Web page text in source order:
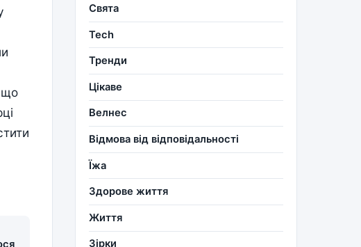
що
Свята
Tech
Тренди
Цікаве
Велнес
Відмова від відповідальності
Їжа
Здорове життя
Життя
Зірки